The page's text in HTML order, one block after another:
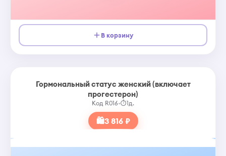
В корзину
Гормональный статус женский (включает
прогестерон)
Код R016•⏱1д.
🛍3 816 ₽